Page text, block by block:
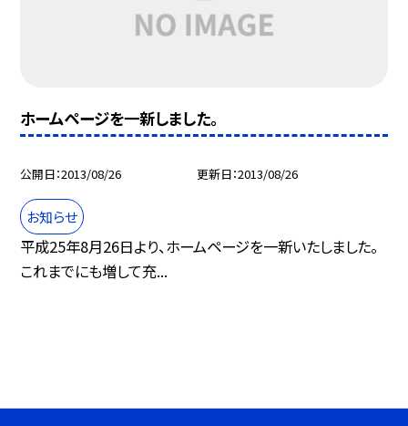
ホームページを一新しました。
公開日 2013/08/26 更新日 2013/08/26
お知らせ
平成25年8月26日より、ホームページを一新いたしました。
これまでにも増して充...